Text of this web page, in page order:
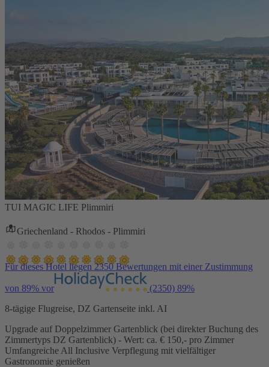
TUI MAGIC LIFE Plimmiri
Griechenland - Rhodos - Plimmiri
Für dieses Hotel liegen 2350 Bewertungen mit einer Zustimmung
von 89% vor (2350) 89%
8-tägige Flugreise, DZ Gartenseite inkl. AI
Upgrade auf Doppelzimmer Gartenblick (bei direkter Buchung des
Zimmertyps DZ Gartenblick) - Wert: ca. € 150,- pro Zimmer
Umfangreiche All Inclusive Verpflegung mit vielfältiger
Gastronomie genießen